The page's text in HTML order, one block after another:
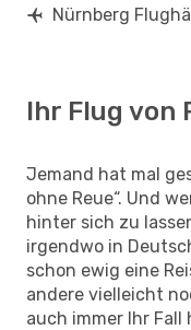
Nürnberg
Ihr Flug von
Jemand hat mal
ohne Reue“. Und
hinter sich zu
irgendwo in
schon ewig eine
andere vielleicht
auch immer Ihr